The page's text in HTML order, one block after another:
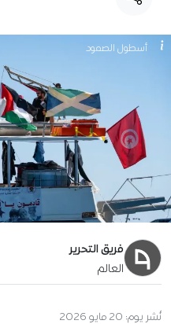
أسطول الصمود
فريق التحرير
العالم
نُشر يوم: 20 مايو 2026